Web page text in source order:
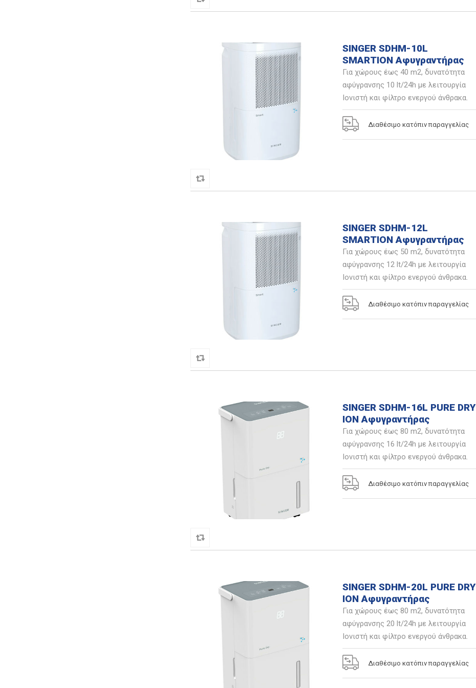
SINGER SDHM-10L
SMARTION Αφυγραντήρας
Για χώρους έως 40 m2, δυνατότητα
αφύγρανσης 10 lt/24h με λειτουργία
Ιονιστή και φίλτρο ενεργού άνθρακα.
Διαθέσιμο κατόπιν παραγγελίας
SINGER SDHM-12L
SMARTION Αφυγραντήρας
Για χώρους έως 50 m2, δυνατότητα
αφύγρανσης 12 lt/24h με λειτουργία
Ιονιστή και φίλτρο ενεργού άνθρακα.
Διαθέσιμο κατόπιν παραγγελίας
SINGER SDHM-16L PURE DRY
ION Αφυγραντήρας
Για χώρους έως 80 m2, δυνατότητα
αφύγρανσης 16 lt/24h με λειτουργία
Ιονιστή και φίλτρο ενεργού άνθρακα.
Διαθέσιμο κατόπιν παραγγελίας
SINGER SDHM-20L PURE DRY
ION Αφυγραντήρας
Για χώρους έως 80 m2, δυνατότητα
αφύγρανσης 20 lt/24h με λειτουργία
Ιονιστή και φίλτρο ενεργού άνθρακα.
Διαθέσιμο κατόπιν παραγγελίας